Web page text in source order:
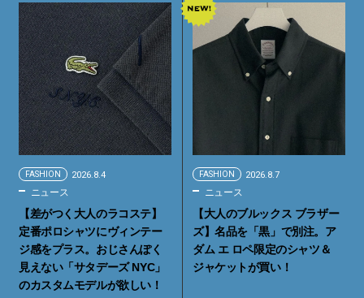
FASHION 2026.8.4
ニュース
【差がつく大人のラコステ】
定番ポロシャツにヴィンテー
ジ感をプラス。おじさんぽく
見えない「サタデーズ NYC」
のカスタムモデルが欲しい！
FASHION 2026.8.7
ニュース
【大人のブルックス ブラザー
ズ】名品を「黒」で別注。ア
ダム エ ロペ限定のシャツ＆
ジャケットが買い！